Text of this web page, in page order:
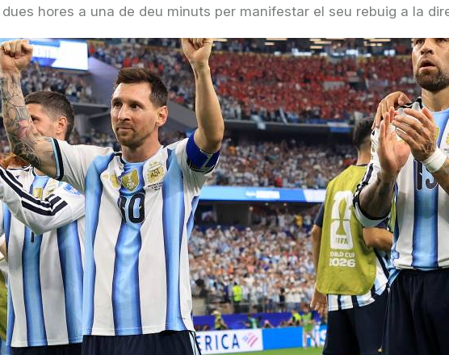
hores a una de deu minuts per manifestar el seu rebuig a la